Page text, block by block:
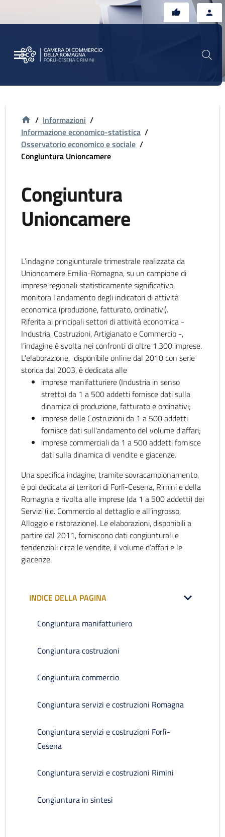
/ Informazioni /
Informazione economico-statistica /
Osservatorio economico e sociale /
Congiuntura Unioncamere
Congiuntura
Unioncamere
L’indagine congiunturale trimestrale realizzata da
Unioncamere Emilia-Romagna, su un campione di
imprese regionali statisticamente significativo,
monitora l'andamento degli indicatori di attività
economica (produzione, fatturato, ordinativi).
Riferita ai principali settori di attività economica -
Industria, Costruzioni, Artigianato e Commercio -,
l’indagine è svolta nei confronti di oltre 1.300 imprese.
L'elaborazione, disponibile online dal 2010 con serie
storica dal 2003, è dedicata alle
imprese manifatturiere (Industria in senso
stretto) da 1 a 500 addetti fornisce dati sulla
dinamica di produzione, fatturato e ordinativi;
imprese delle Costruzioni da 1 a 500 addetti
fornisce dati sull'andamento del volume d'affari;
imprese commerciali da 1 a 500 addetti fornisce
dati sulla dinamica di vendite e giacenze.
Una specifica indagine, tramite sovracampionamento,
è poi dedicata ai territori di Forlì-Cesena, Rimini e della
Romagna e rivolta alle imprese (da 1 a 500 addetti) dei
Servizi (i.e. Commercio al dettaglio e all’ingrosso,
Alloggio e ristorazione). Le elaborazioni, disponibili a
partire dal 2011, forniscono dati congiunturali e
tendenziali circa le vendite, il volume d’affari e le
giacenze.
INDICE DELLA PAGINA
Congiuntura manifatturiero
Congiuntura costruzioni
Congiuntura commercio
Congiuntura servizi e costruzioni Romagna
Congiuntura servizi e costruzioni Forlì-
Cesena
Congiuntura servizi e costruzioni Rimini
Congiuntura in sintesi